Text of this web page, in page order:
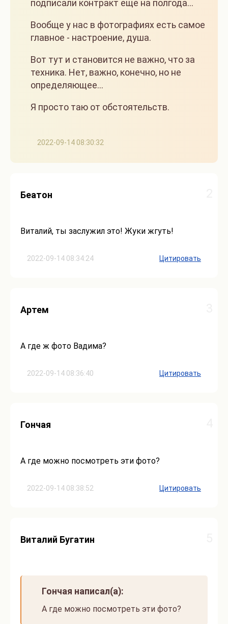
2022-09-14 08:30:32
подписали контракт еще на полгода...
Вообще у нас в фотографиях есть самое
главное - настроение, душа.
Вот тут и становится не важно, что за
техника. Нет, важно, конечно, но не
определяющее...
Я просто таю от обстоятельств.
2022-09-14 08:34:24
Беатон
Виталий, ты заслужил это! Жуки жгуть!
Цитировать
2022-09-14 08:36:40
Артем
А где ж фото Вадима?
Цитировать
2022-09-14 08:38:52
Гончая
А где можно посмотреть эти фото?
Цитировать
Виталий Бугатин
Гончая написал(а):
А где можно посмотреть эти фото?